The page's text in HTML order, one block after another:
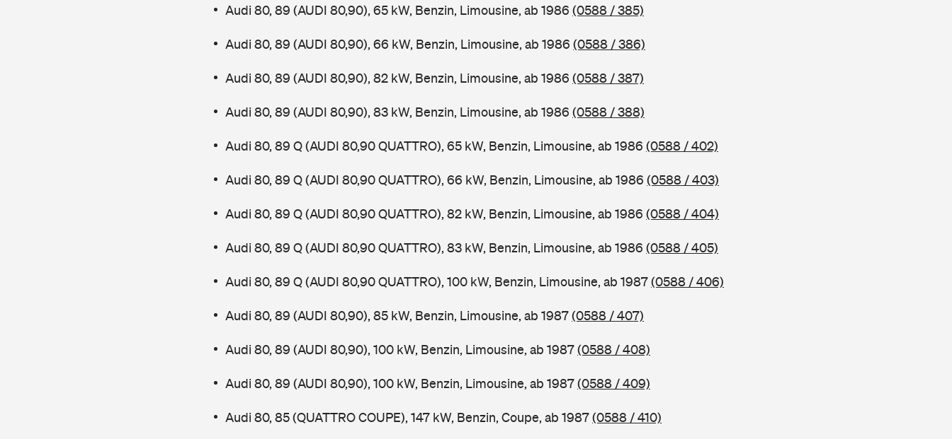
Audi 80, 89 (AUDI 80,90), 65 kW, Benzin, Limousine, ab 1986 (0588 / 385)
Audi 80, 89 (AUDI 80,90), 66 kW, Benzin, Limousine, ab 1986 (0588 / 386)
Audi 80, 89 (AUDI 80,90), 82 kW, Benzin, Limousine, ab 1986 (0588 / 387)
Audi 80, 89 (AUDI 80,90), 83 kW, Benzin, Limousine, ab 1986 (0588 / 388)
Audi 80, 89 Q (AUDI 80,90 QUATTRO), 65 kW, Benzin, Limousine, ab 1986 (0588 / 402)
Audi 80, 89 Q (AUDI 80,90 QUATTRO), 66 kW, Benzin, Limousine, ab 1986 (0588 / 403)
Audi 80, 89 Q (AUDI 80,90 QUATTRO), 82 kW, Benzin, Limousine, ab 1986 (0588 / 404)
Audi 80, 89 Q (AUDI 80,90 QUATTRO), 83 kW, Benzin, Limousine, ab 1986 (0588 / 405)
Audi 80, 89 Q (AUDI 80,90 QUATTRO), 100 kW, Benzin, Limousine, ab 1987(0588 / 406)
Audi 80, 89 (AUDI 80,90), 85 kW, Benzin, Limousine, ab 1987(0588 / 407)
Audi 80, 89 (AUDI 80,90), 100 kW, Benzin, Limousine, ab 1987(0588 / 408)
Audi 80, 89 (AUDI 80,90), 100 kW, Benzin, Limousine, ab 1987(0588 / 409)
Audi 80, 85 (QUATTRO COUPE), 147 kW, Benzin, Coupe, ab 1987(0588 / 410)